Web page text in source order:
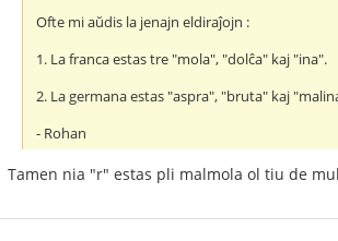
Ofte mi aŭdis la jenajn eldiraĵojn :
1. La franca estas tre "mola", "dolĉa" kaj "ina".
2. La germana estas "aspra", "bruta" kaj
- Rohan
Tamen nia "r" estas pli malmola ol tiu de